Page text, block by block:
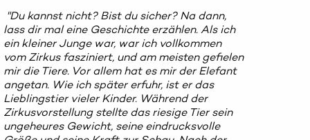
"Du kannst nicht? Bist du sicher? Na dann,
lass dir mal eine Geschichte erzählen. Als ich
ein kleiner Junge war, war ich vollkommen
vom Zirkus fasziniert, und am meisten gefielen
mir die Tiere. Vor allem hat es mir der Elefant
angetan. Wie ich später erfuhr, ist er das
Lieblingstier vieler Kinder. Während der
Zirkusvorstellung stellte das riesige Tier sein
ungeheures Gewicht, seine eindrucksvolle